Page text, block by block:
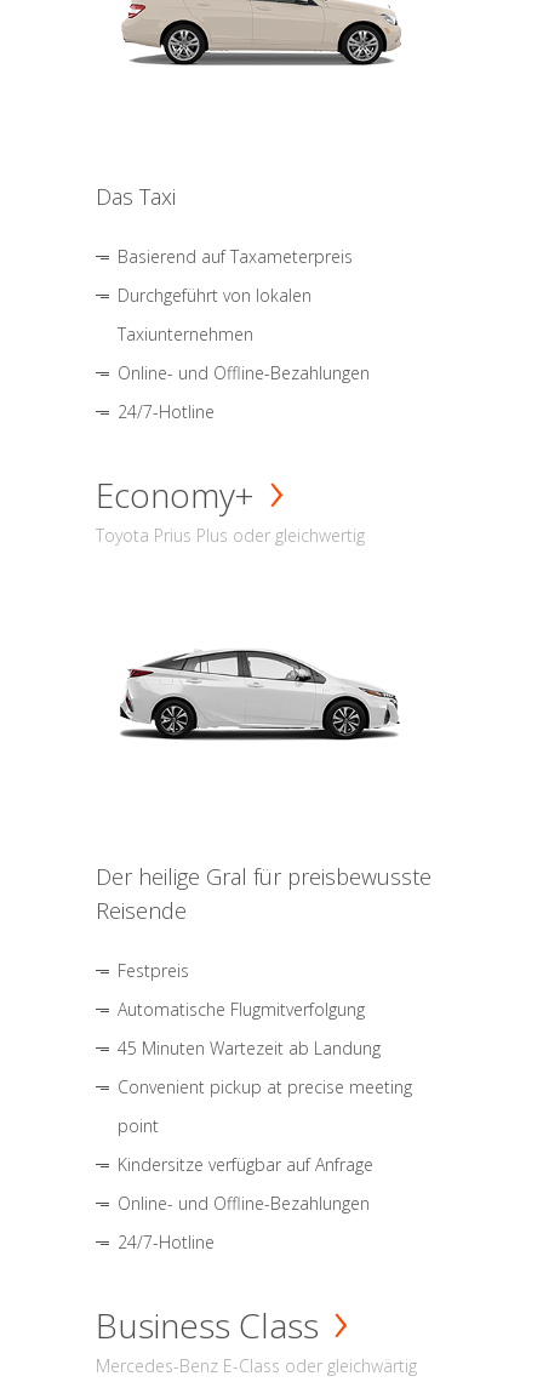
Das Taxi
Basierend auf Taxameterpreis
Durchgeführt von lokalen
Taxiunternehmen
Online- und Offline-Bezahlungen
24/7-Hotline
Economy+
Toyota Prius Plus oder gleichwertig
Der heilige Gral für preisbewusste
Reisende
Festpreis
Automatische Flugmitverfolgung
45 Minuten Wartezeit ab Landung
Convenient pickup at precise meeting
point
Kindersitze verfügbar auf Anfrage
Online- und Offline-Bezahlungen
24/7-Hotline
Business Class
Mercedes-Benz E-Class oder gleichwärtig